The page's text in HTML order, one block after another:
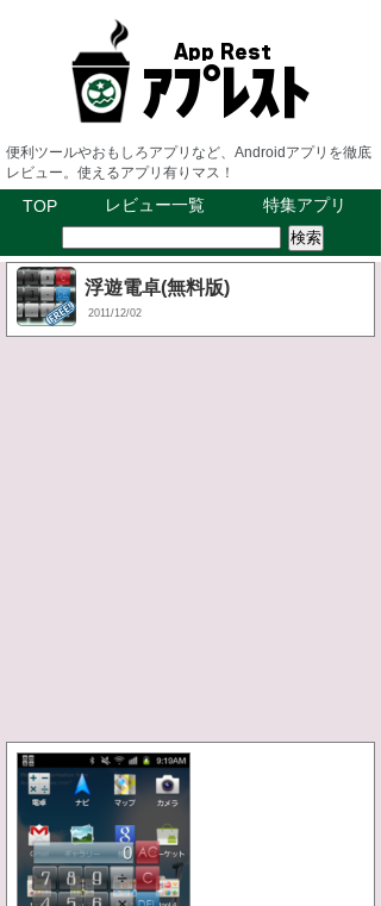
便利ツールやおもしろアプリなど、Androidアプリを徹底
レビュー。使えるアプリ有りマス！
TOP レビュー一覧 特集アプリ
浮遊電卓(無料版)
2011/12/02